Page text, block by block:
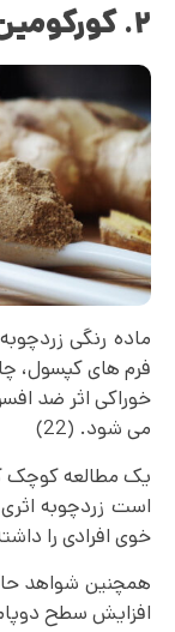
۲. کورکومین
ماده رنگی
فرم‌ های کپسول،
خوراکی اثر ضد
می‌ شود. (22)
است زردچوبه
خوی افرادی را
همچنین شواهد
افزایش سطح